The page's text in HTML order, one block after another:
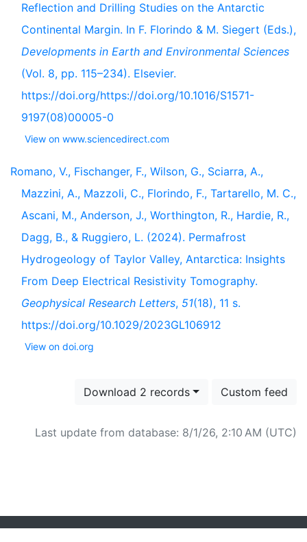
Reflection and Drilling Studies on the Antarctic
Continental Margin. In F. Florindo & M. Siegert (Eds.),
Developments in Earth and Environmental Sciences
(Vol. 8, pp. 115–234). Elsevier.
https://doi.org/https://doi.org/10.1016/S1571-
9197(08)00005-0
View on www.sciencedirect.com
Romano, V., Fischanger, F., Wilson, G., Sciarra, A.,
Mazzini, A., Mazzoli, C., Florindo, F., Tartarello, M. C.,
Ascani, M., Anderson, J., Worthington, R., Hardie, R.,
Dagg, B., & Ruggiero, L. (2024). Permafrost
Hydrogeology of Taylor Valley, Antarctica: Insights
From Deep Electrical Resistivity Tomography.
Geophysical Research Letters, 51(18), 11 s.
https://doi.org/10.1029/2023GL106912
View on doi.org
Download 2 records Custom feed
Last update from database: 8/1/26, 2:10 AM (UTC)